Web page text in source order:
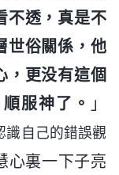
不透，真是不
世俗關係，他
，更没有這個
服神了。 」
識自己的錯誤觀
心裏一下子亮